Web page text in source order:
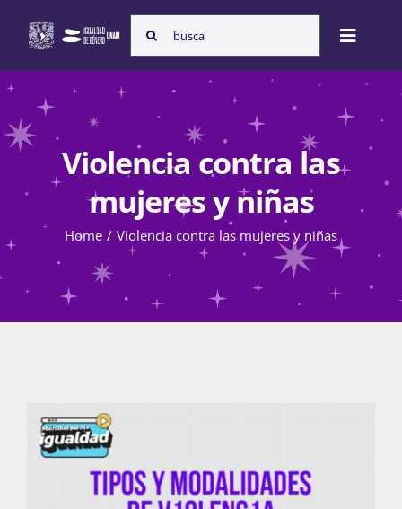
content
Search
for:
Toggle
Nosotras
Programas
Atención de la violencia de género
Actividades
Violencia contra las
mujeres y niñas
Home Violencia contra las mujeres y niñas